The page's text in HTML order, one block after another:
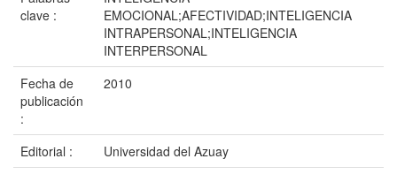
clave :
EMOCIONAL;AFECTIVIDAD;INTELIGENCIA
INTRAPERSONAL;INTELIGENCIA
INTERPERSONAL
Fecha de
publicación
:
2010
Editorial :
Universidad del Azuay